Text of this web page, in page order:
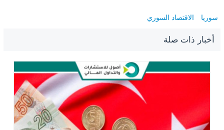
سوريا الاقتصاد السوري
أخبار ذات صلة